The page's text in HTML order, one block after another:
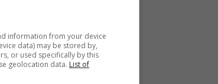
in
Vitalia è
contesto quasi
che il video
information from your device
data) may be stored by,
or used specifically by this
geolocation data. List of